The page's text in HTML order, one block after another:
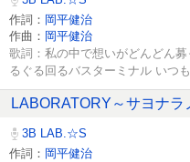
作詞： 岡平健治
作曲： 岡平健治
歌詞：私の中で想いがどんどん
るぐる回るバスターミナル いつ
LABORATORY～サヨナラ
3B LAB.☆S
作詞： 岡平健治